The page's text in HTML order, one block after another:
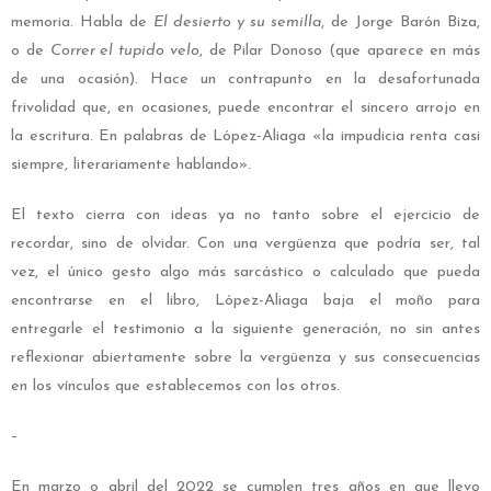
memoria. Habla de El desierto y su semilla, de Jorge Barón Biza,
o de Correr el tupido velo, de Pilar Donoso (que aparece en más
de una ocasión). Hace un contrapunto en la desafortunada
frivolidad que, en ocasiones, puede encontrar el sincero arrojo en
la escritura. En palabras de López-Aliaga «la impudicia renta casi
siempre, literariamente hablando».
El texto cierra con ideas ya no tanto sobre el ejercicio de
recordar, sino de olvidar. Con una vergüenza que podría ser, tal
vez, el único gesto algo más sarcástico o calculado que pueda
encontrarse en el libro, López-Aliaga baja el moño para
entregarle el testimonio a la siguiente generación, no sin antes
reflexionar abiertamente sobre la vergüenza y sus consecuencias
en los vínculos que establecemos con los otros.
–
En marzo o abril del 2022 se cumplen tres años en que llevo